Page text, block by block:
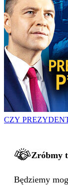
CZY
Zróbmy
Będziemy